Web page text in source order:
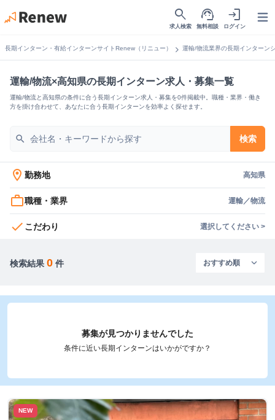
search
求人検索
support_agent
無料相談
login
ログイン
長期インターン・有給インターンサイトRenew（リニュー） chevron_right 運輸/物流業界の長期インターン
運輸/物流×高知県の長期インターン求人・募集一覧
運輸/物流と高知県の条件に合う長期インターン求人・募集を0件掲載中。職種・業界・働き
方を掛け合わせて、あなたに合う長期インターンを効率よく探せます。
search 検索
location_on 勤務地 高知県
work_outline職種・業界 運輸／物流
check こだわり 選択してください >
検索結果 0 件
募集が見つかりませんでした
条件に近い長期インターンはいかがですか？
NEW